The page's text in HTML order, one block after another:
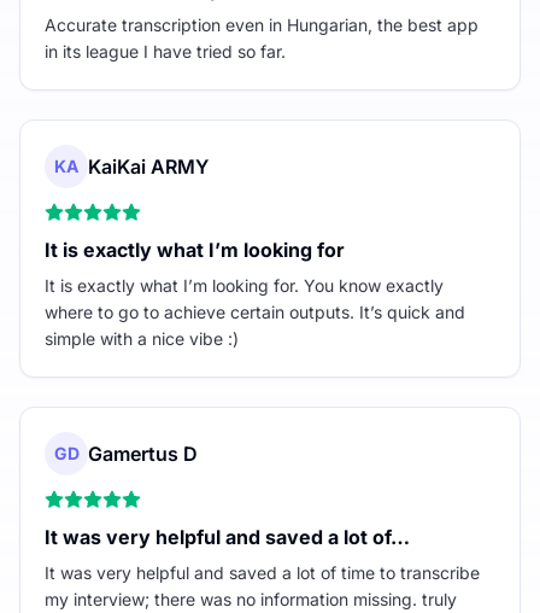
Accurate transcription even in Hungarian, the best app
in its league I have tried so far.
KA KaiKai ARMY
It is exactly what I’m looking for
It is exactly what I’m looking for. You know exactly
where to go to achieve certain outputs. It’s quick and
simple with a nice vibe :)
GD Gamertus D
It was very helpful and saved a lot of…
It was very helpful and saved a lot of time to transcribe
my interview; there was no information missing. truly